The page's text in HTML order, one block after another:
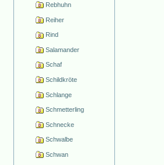
Rebhuhn
Reiher
Rind
Salamander
Schaf
Schildkröte
Schlange
Schmetterling
Schnecke
Schwalbe
Schwan